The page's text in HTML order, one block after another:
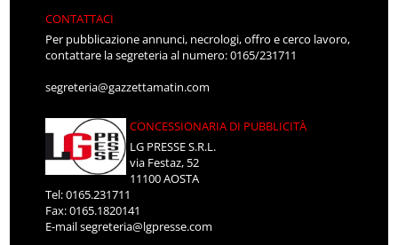
CONTATTACI
Per pubblicazione annunci, necrologi, offro e cerco lavoro,
contattare la segreteria al numero: 0165/231711
segreteria@gazzettamatin.com
CONCESSIONARIA DI PUBBLICITÀ
LG PRESSE S.R.L.
via Festaz, 52
11100 AOSTA
Tel: 0165.231711
Fax: 0165.1820141
E-mailsegreteria@lgpresse.com